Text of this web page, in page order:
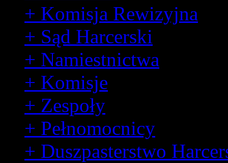
+ Komisja Rewizyjna
+ Sąd Harcerski
+ Namiestnictwa
+ Komisje
+ Zespoły
+ Pełnomocnicy
+ Duszpasterstwo